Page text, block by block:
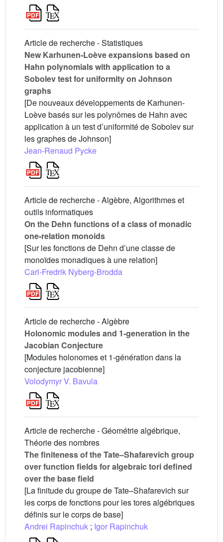
Article de recherche - Statistiques
New Karhunen-Loève expansions based on
Hahn polynomials with application to a
Sobolev test for uniformity on Johnson
graphs
[De nouveaux développements de Karhunen-
Loève basés sur les polynômes de Hahn avec
application à un test d’uniformité de Sobolev sur
les graphes de Johnson]
Jean-Renaud Pycke
Article de recherche - Algèbre, Algorithmes et
outils informatiques
On the Dehn functions of a class of monadic
one-relation monoids
[Sur les fonctions de Dehn d’une classe de
monoïdes monadiques à une relation]
Carl-Fredrik Nyberg-Brodda
Article de recherche - Algèbre
Holonomic modules and 1-generation in the
Jacobian Conjecture
[Modules holonomes et 1-génération dans la
conjecture jacobienne]
Volodymyr V. Bavula
Article de recherche - Géométrie algébrique,
Théorie des nombres
The finiteness of the Tate–Shafarevich group
over function fields for algebraic tori defined
over the base field
[La finitude du groupe de Tate–Shafarevich sur
les corps de fonctions pour les tores algébriques
définis sur le corps de base]
Andrei Rapinchuk ; Igor Rapinchuk